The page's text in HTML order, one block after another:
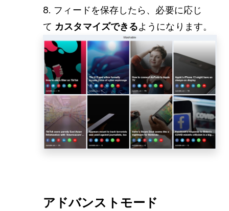
8. フィードを保存したら、必要に応じ
て カスタマイズできるようになります。
アドバンストモード